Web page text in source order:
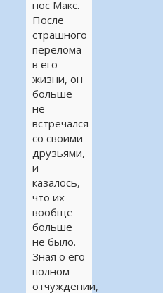
нос Макс.
После
страшного
перелома
в его
жизни, он
больше
не
встречался
со своими
друзьями,
и
казалось,
что их
вообще
больше
не было.
Зная о его
полном
отчуждении,